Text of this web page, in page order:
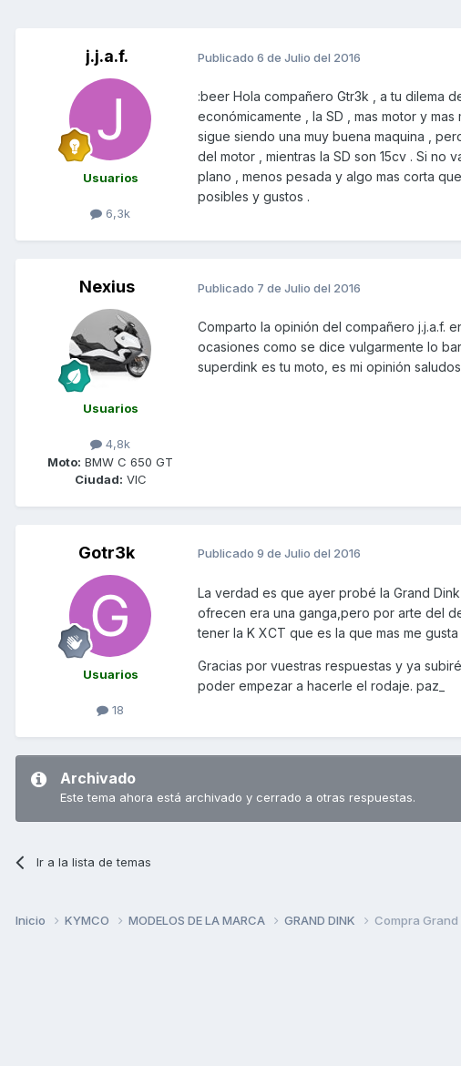
j.j.a.f.
Usuarios
6,3k
Publicado 6 de Julio del 2016
:beer Hola compañero Gtr3k , a tu dilema
económicamente , la SD , mas motor y
sigue siendo una muy buena maquina ,
del motor , mientras la SD son 15cv . Si no
plano , menos pesada y algo mas corta
posibles y gustos .
Nexius
Usuarios
4,8k
Moto: BMW C 650 GT
Ciudad: VIC
Publicado 7 de Julio del 2016
Comparto la opinión del compañero j.j.a.f.
ocasiones como se dice vulgarmente lo
superdink es tu moto, es mi opinión saludos.
Gotr3k
Usuarios
18
Publicado 9 de Julio del 2016
La verdad es que ayer probé la Grand
ofrecen era una ganga,pero por arte del
tener la K XCT que es la que mas me gusta
Gracias por vuestras respuestas y ya
poder empezar a hacerle el rodaje. paz_
Archivado
Este tema ahora está archivado y cerrado a otras respuestas.
Ir a la lista de temas
Inicio KYMCO MODELOS DE LA MARCA GRAND DINK Compra Grand